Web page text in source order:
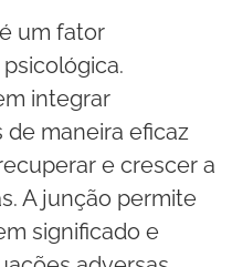
um fator
integrar
maneira eficaz
e crescer a
A junção permite
significado e